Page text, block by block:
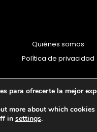
Quiénes somos
Política de privacidad
2026 PRODU - Todos los
para ofrecerte la mejor
more about which
in settings.